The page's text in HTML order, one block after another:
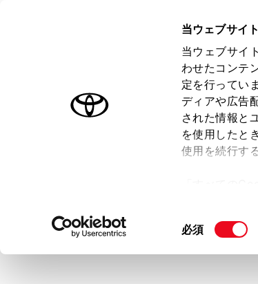
当ウェブサイ
当ウェブサイ
わせたコンテ
定を行ってい
ディアや広告
された情報と
を使用したと
使用を続行す
て」をご覧く
同
必須
オーナーサポート トピック
見積りシミュレー